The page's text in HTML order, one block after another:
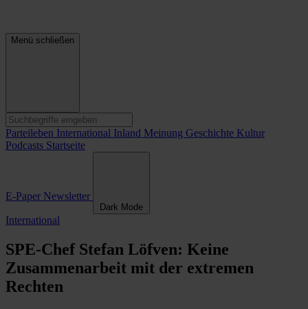
Menü schließen
Parteileben International Inland Meinung Geschichte Kultur
Podcasts Startseite
E-Paper Newsletter
Dark Mode
International
SPE-Chef Stefan Löfven: Keine
Zusammenarbeit mit der extremen
Rechten